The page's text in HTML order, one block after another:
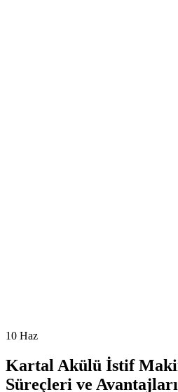
10 Haz
Kartal Akülü İstif
Süreçleri ve Avantajları